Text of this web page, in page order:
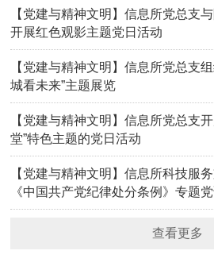
【党建与精神文明】信息所党总支
开展红色观影主题党日活动
【党建与精神文明】信息所党总支
城看未来”主题展览
【党建与精神文明】信息所党总支
堂”特色主题的党日活动
【党建与精神文明】信息所科技服
《中国共产党纪律处分条例》专题
查看更多